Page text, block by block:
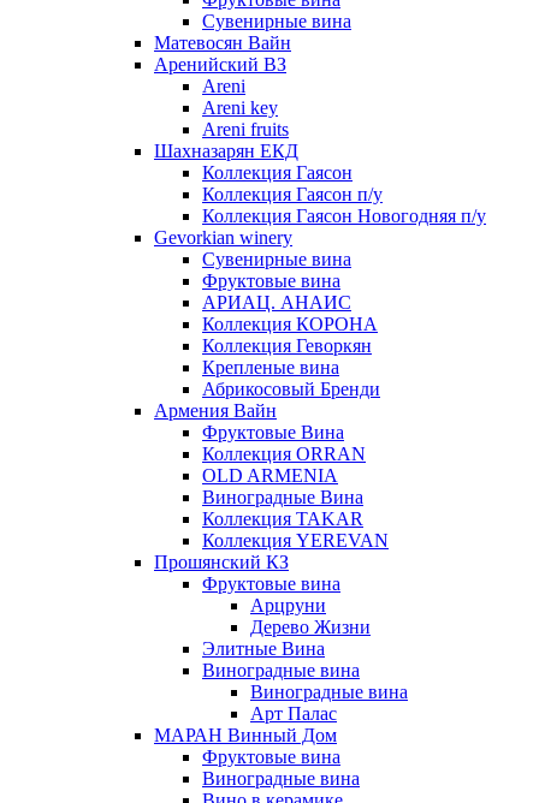
Cувенирные вина
Матевосян Вайн
Аренийский ВЗ
Areni
Areni key
Areni fruits
Шахназарян ЕКД
Коллекция Гаясон
Коллекция Гаясон п/у
Коллекция Гаясон Новогодняя п/у
Gevorkian winery
Сувенирные вина
Фруктовые вина
АРИАЦ. АНАИС
Коллекция КОРОНА
Коллекция Геворкян
Крепленые вина
Абрикосовый Бренди
Армения Вайн
Фруктовые Вина
Коллекция ORRAN
OLD ARMENIA
Виноградные Вина
Коллекция TAKAR
Коллекция YEREVAN
Прошянский КЗ
Фруктовые вина
Арцруни
Дерево Жизни
Элитные Вина
Виноградные вина
Виноградные вина
Арт Палас
МАРАН Винный Дом
Фруктовые вина
Виноградные вина